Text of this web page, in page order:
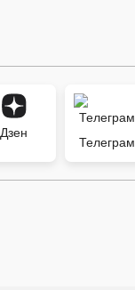
Дзен
Телеграм